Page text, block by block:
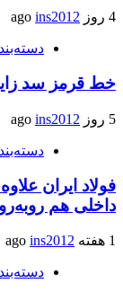
4 روز ago ins2012
خط قرمز سد زاینده‌رود، ۲۳۶
5 روز ago ins2012
فولاد ایران
داخلی هم
1 هفته ago ins2012